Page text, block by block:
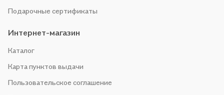
Подарочные сертификаты
Интернет-магазин
Каталог
Карта пунктов выдачи
Пользовательское соглашение